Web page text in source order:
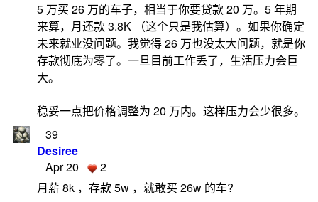
5 万买 26 万的车子，相当于你要贷款 20 万。5 年期
来算，月还款 3.8K （这个只是我估算）。如果你确定
未来就业没问题。我觉得 26 万也没太大问题，就是你
存款彻底为零了。一旦目前工作丢了，生活压力会巨
大。
稳妥一点把价格调整为 20 万内。这样压力会少很多。
39
Desiree
Apr 20
2
月薪 8k ，存款 5w ，就敢买 26w 的车?